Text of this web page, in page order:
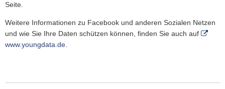
Seite.
Weitere Informationen zu Facebook und anderen Sozialen Netzen
und wie Sie Ihre Daten schützen können, finden Sie auch auf
www.youngdata.de